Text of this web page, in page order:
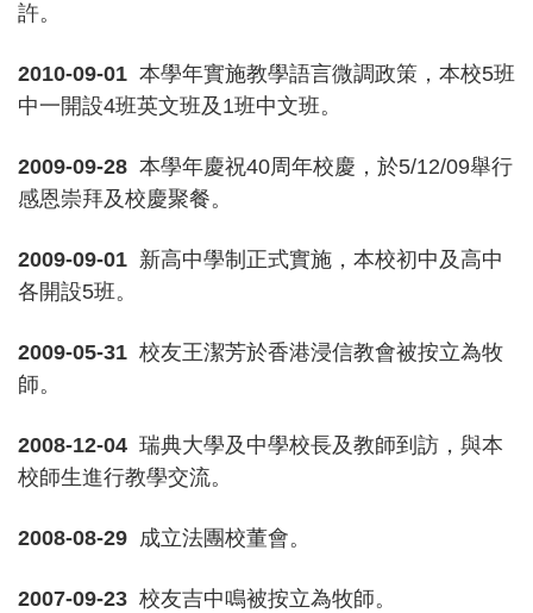
許。
2010-09-01 本學年實施教學語言微調政策，本校5班
中一開設4班英文班及1班中文班。
2009-09-28 本學年慶祝40周年校慶，於5/12/09舉行
感恩崇拜及校慶聚餐。
2009-09-01 新高中學制正式實施，本校初中及高中
各開設5班。
2009-05-31 校友王潔芳於香港浸信教會被按立為牧
師。
2008-12-04 瑞典大學及中學校長及教師到訪，與本
校師生進行教學交流。
2008-08-29 成立法團校董會。
2007-09-23 校友吉中鳴被按立為牧師。